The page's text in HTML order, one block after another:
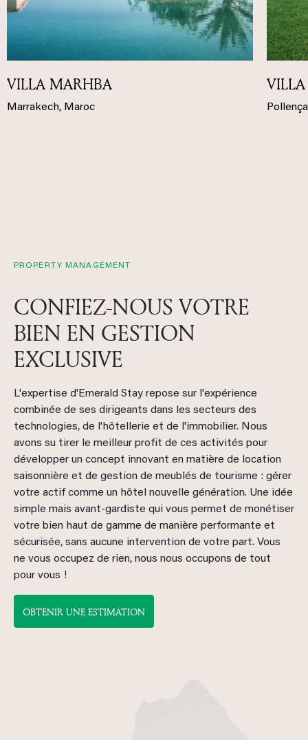
VILLA MARHBA
Marrakech, Maroc
PROPERTY MANAGEMENT
CONFIEZ-NOUS VOTRE
BIEN EN GESTION
EXCLUSIVE
L'expertise d'Emerald Stay repose sur l'expérience
combinée de ses dirigeants dans les secteurs des
technologies, de l'hôtellerie et de l'immobilier. Nous
avons su tirer le meilleur profit de ces activités pour
développer un concept innovant en matière de location
saisonnière et de gestion de meublés de tourisme : gérer
votre actif comme un hôtel nouvelle génération. Une idée
simple mais avant-gardiste qui vous permet de monétiser
votre bien haut de gamme de manière performante et
sécurisée, sans aucune intervention de votre part. Vous
ne vous occupez de rien, nous nous occupons de tout
pour vous !
OBTENIR UNE ESTIMATION